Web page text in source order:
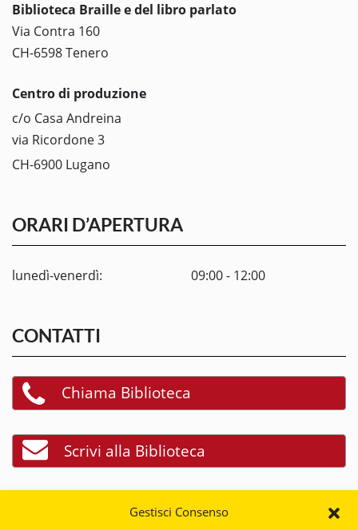
Gestisci Consenso
Biblioteca Braille e del libro parlato
Via Contra 160
CH-6598 Tenero
Centro di produzione
c/o Casa Andreina
via Ricordone 3
CH-6900 Lugano
ORARI D’APERTURA
lunedì-venerdì: 09:00 - 12:00
CONTATTI
Chiama Biblioteca
Scrivi alla Biblioteca
Chiama Centro di produzione